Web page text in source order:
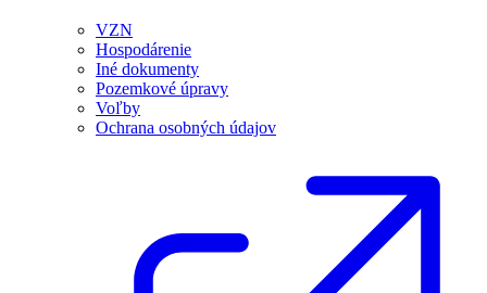
VZN
Hospodárenie
Iné dokumenty
Pozemkové úpravy
Voľby
Ochrana osobných údajov